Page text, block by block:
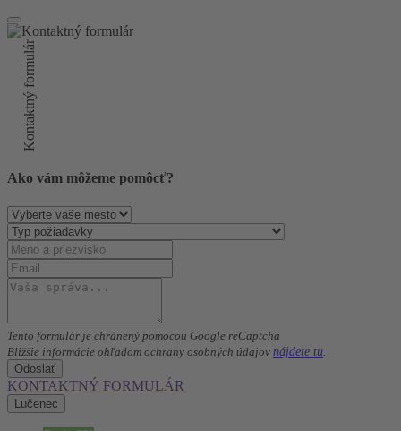
Kontaktný formulár
Ako vám môžeme pomôcť?
Tento formulár je chránený pomocou Google reCaptcha
Bližšie informácie ohľadom ochrany osobných údajov nájdete tu
Odoslať
KONTAKTNÝ FORMULÁR
Lučenec